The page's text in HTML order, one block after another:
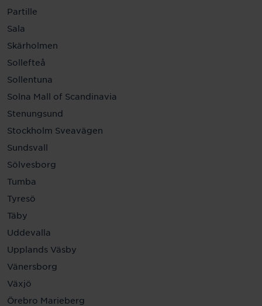
Partille
Sala
Skärholmen
Sollefteå
Sollentuna
Solna Mall of Scandinavia
Stenungsund
Stockholm Sveavägen
Sundsvall
Sölvesborg
Tumba
Tyresö
Täby
Uddevalla
Upplands Väsby
Vänersborg
Växjö
Örebro Marieberg